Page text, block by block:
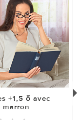
+1,5 δ avec
marron